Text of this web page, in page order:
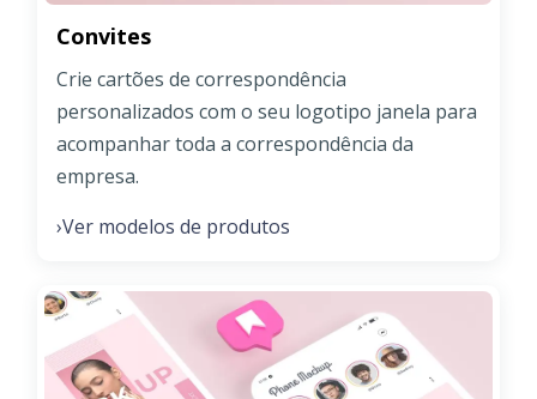
Convites
Crie cartões de correspondência
personalizados com o seu logotipo janela para
acompanhar toda a correspondência da
empresa.
›Ver modelos de produtos